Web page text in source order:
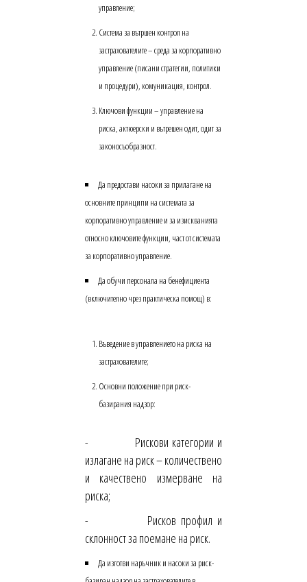
управление;
Система за вътршен контрол на
застрахователите – среда за корпоративно
управление (писани стратегии, политики
и процедури), комуникация, контрол.
Ключови функции – управление на
риска, актюерски и вътрешен одит, одит за
законосъобразност.
Да предостави насоки за прилагане на
основните принципи на системата за
корпоративно управление и за изискванията
относно ключовите функции, част от системата
за корпоративно управление.
Да обучи персонала на бенефициента
(включително чрез практическа помощ) в:
Въведение в управлението на риска на
застрахователите;
Основни положение при риск-
базирания надзор:
- Рискови категории и
излагане на риск – количествено
и качествено измерване на
риска;
- Рисков профил и
склонност за поемане на риск.
Да изготви наръчник и насоки за риск-